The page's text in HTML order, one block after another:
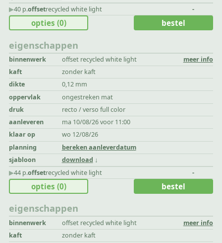
▶︎40 p.offsetrecycled white light -
eigenschappen
binnenwerk offset recycled white light
meer info
kaft
zonder kaft
dikte
0,12 mm
oppervlak
ongestreken mat
druk
recto / verso full color
aanleveren
ma 10/08/26 voor 11:00
klaar op
wo 12/08/26
planning
bereken aanleverdatum
sjabloon
download
opties (0) bestel
▶︎44 p.offsetrecycled white light -
eigenschappen
binnenwerk offset recycled white light
meer info
kaft
zonder kaft
opties (0) bestel